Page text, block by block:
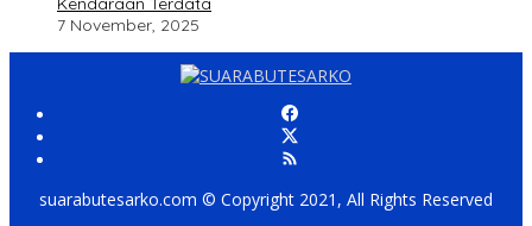
7 November, 2025
suarabutesarko.com © Copyright 2021, All Rights Reserved